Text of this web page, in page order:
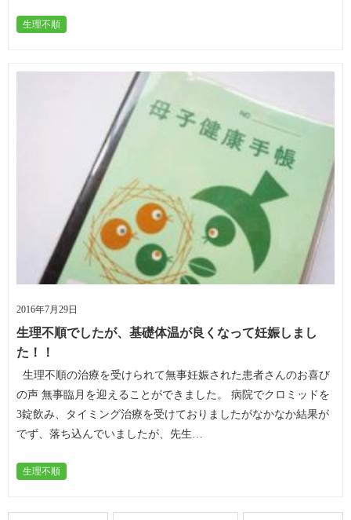
生理不順
2016年7月29日
生理不順でしたが、基礎体温が良くなって妊娠しまし
た！！
生理不順の治療を受けられて無事妊娠された患者さんのお喜び
の声 無事臨月を迎えることができました。 病院でクロミッドを
3錠飲み、タイミング治療を受けておりましたがなかなか結果が
でず、落ち込んでいましたが、先生…
生理不順